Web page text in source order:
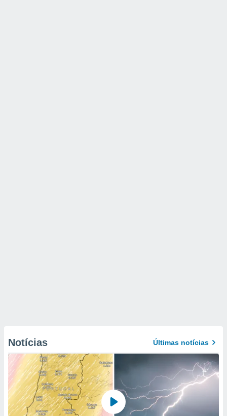
Notícias Últimas notícias